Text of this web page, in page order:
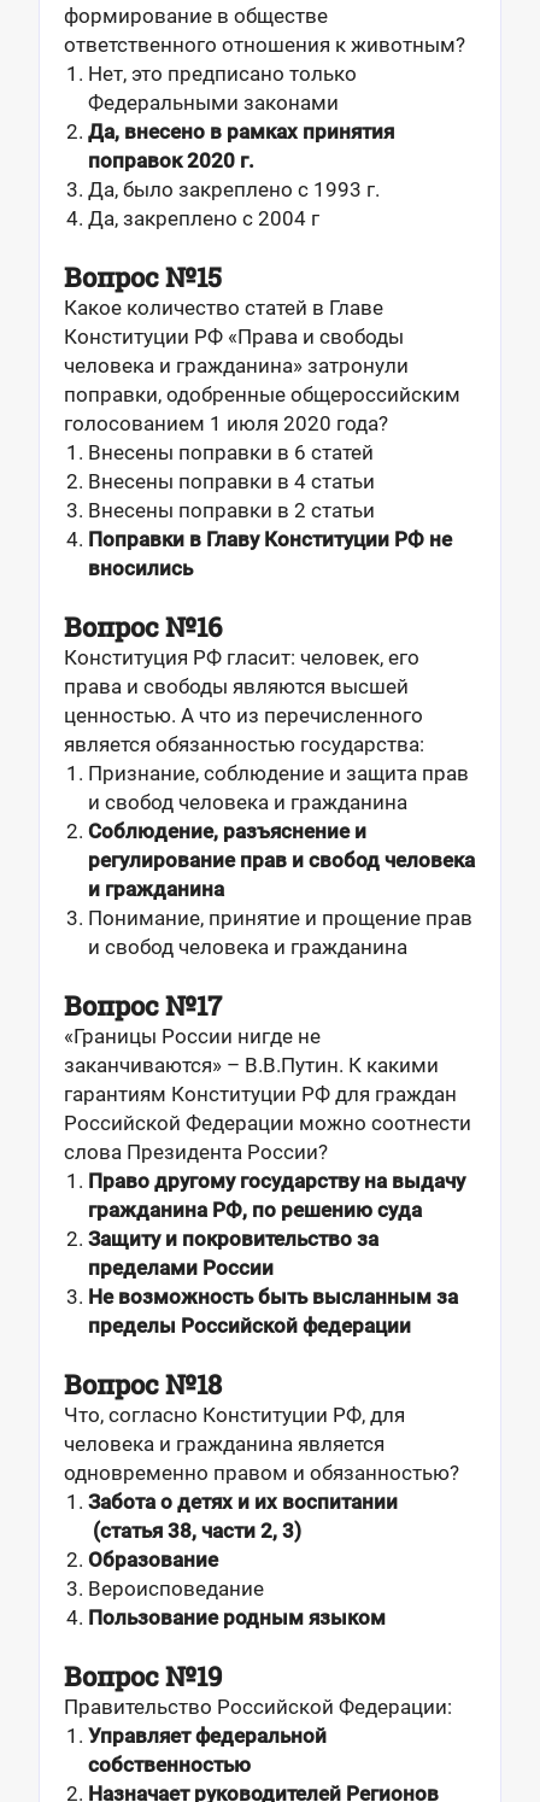
формирование в обществе
ответственного отношения к животным?
Нет, это предписано только
Федеральными законами
Да, внесено в рамках принятия
поправок 2020 г.
Да, было закреплено с 1993 г.
Да, закреплено с 2004 г
Вопрос №15
Какое количество статей в Главе
Конституции РФ «Права и свободы
человека и гражданина» затронули
поправки, одобренные общероссийским
голосованием 1 июля 2020 года?
Внесены поправки в 6 статей
Внесены поправки в 4 статьи
Внесены поправки в 2 статьи
Поправки в Главу Конституции РФ не
вносились
Вопрос №16
Конституция РФ гласит: человек, его
права и свободы являются высшей
ценностью. А что из перечисленного
является обязанностью государства:
Признание, соблюдение и защита прав
и свобод человека и гражданина
Соблюдение, разъяснение и
регулирование прав и свобод человека
и гражданина
Понимание, принятие и прощение прав
и свобод человека и гражданина
Вопрос №17
«Границы России нигде не
заканчиваются» – В.В.Путин. К какими
гарантиям Конституции РФ для граждан
Российской Федерации можно соотнести
слова Президента России?
Право другому государству на выдачу
гражданина РФ, по решению суда
Защиту и покровительство за
пределами России
Не возможность быть высланным за
пределы Российской федерации
Вопрос №18
Что, согласно Конституции РФ, для
человека и гражданина является
одновременно правом и обязанностью?
Забота о детях и их воспитании
(статья 38, части 2, 3)
Образование
Вероисповедание
Пользование родным языком
Вопрос №19
Правительство Российской Федерации:
Управляет федеральной
собственностью
Назначает руководителей Регионов